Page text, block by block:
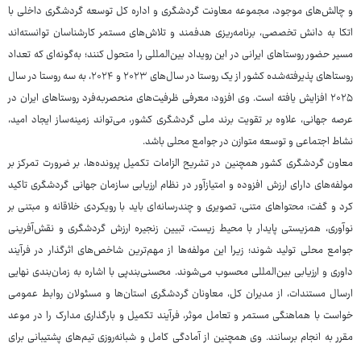
و چالش‌های موجود، مجموعه معاونت گردشگری و اداره ‌کل توسعه گردشگری داخلی با
اتکا به دانش تخصصی، برنامه‌ریزی هدفمند و تلاش‌های مستمر کارشناسان توانسته‌اند
مسیر حضور روستاهای ایرانی در این رویداد بین‌المللی را متحول کنند؛ به‌گونه‌ای که تعداد
روستاهای پذیرفته‌شده کشور از یک روستا در سال‌های ۲۰۲۳ و ۲۰۲۴، به سه روستا در سال
۲۰۲۵ افزایش یافته است. وی افزود: معرفی ظرفیت‌های منحصربه‌فرد روستاهای ایران در
عرصه جهانی، علاوه بر تقویت برند ملی گردشگری کشور، می‌تواند زمینه‌ساز ایجاد امید،
نشاط اجتماعی و توسعه متوازن در جوامع محلی باشد.
معاون گردشگری کشور همچنین در تشریح الزامات تکمیل پرونده‌ها، بر ضرورت تمرکز بر
مولفه‌های دارای ارزش افزوده و امتیازآور در نظام ارزیابی سازمان جهانی گردشگری تاکید
کرد و گفت: محتواهای متنی، تصویری و چندرسانه‌ای باید با رویکردی خلاقانه و مبتنی بر
نوآوری، همزیستی پایدار با محیط زیست، تبیین زنجیره ارزش گردشگری و نقش‌آفرینی
جوامع محلی تولید شوند؛ زیرا این مولفه‌ها از مهم‌ترین شاخص‌های اثرگذار در فرآیند
داوری و ارزیابی بین‌المللی محسوب می‌شوند. محسنی‌بندپی با اشاره به زمان‌بندی نهایی
ارسال مستندات، از مدیران‌ کل، معاونان گردشگری استان‌ها و مسئولان روابط‌ عمومی
خواست با هماهنگی مستمر و تعامل موثر، فرآیند تکمیل و بارگذاری مدارک را در موعد
مقرر به انجام برسانند. وی همچنین از آمادگی کامل و شبانه‌روزی تیم‌های پشتیبانی برای